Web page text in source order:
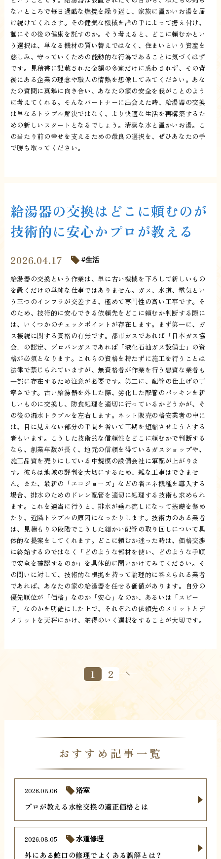
ないところで毎日過酷な燃焼を繰り返し、家族に温かいお湯を届
け続けてくれます。その健気な機械を誰の手によって据え付け、
誰にその後の健康を託すのか。そう考えると、どこに頼むかとい
う選択は、単なる機材の買い替えではなく、住まいという資産を
慈しみ、守っていくための能動的な行為であることに気づくはず
です。見積書に記載された金額の多寡だけに惑わされず、その背
後にある企業の理念や職人の情熱を想像してみてください。あな
たの質問に真摯に向き合い、あなたの家の安全を我がことのよう
に考えてくれる。そんなパートナーに出会えた時、給湯器の交換
は単なるトラブル解決ではなく、より快適な生活を再構築するた
めの新しいスタートとなるでしょう。清潔な水と温かいお湯。こ
の当たり前の幸せを支えるための最良の選択を、ぜひあなたの手
で勝ち取ってください。
給湯器の交換はどこに頼むのが
技術的に安心かプロが教える
2026.04.17 生活
給湯器の交換という作業は、単に古い機械を下ろして新しいもの
を置くだけの単純な仕事ではありません。ガス、水道、電気とい
う三つのインフラが交差する、極めて専門性の高い工事です。そ
のため、技術的に安心できる依頼先をどこに頼むか判断する際に
は、いくつかのチェックポイントが存在します。まず第一に、ガ
ス接続に関する資格の有無です。都市ガスであれば「日本ガス協
会」の認定、プロパンガスであれば「液化石油ガス設備士」の資
格が必須となります。これらの資格を持たずに施工を行うことは
法律で禁じられていますが、無資格者が作業を行う悪質な業者も
一部に存在するため注意が必要です。第二に、配管の仕上げの丁
寧さです。古い給湯器を外した際、劣化した配管のパッキンを新
しいものに交換し、防食処理を適切に行っているかどうかが、そ
の後の漏水トラブルを左右します。ネット販売の格安業者の中に
は、目に見えない部分の手間を省いて工期を短縮させようとする
者もいます。こうした技術的な信頼性をどこに頼むかで判断する
なら、創業年数が長く、地元の信頼を得ているガスショップや、
施工品質を売りにしている中規模の設備会社に軍配が上がりま
す。彼らは地域の評判を大切にするため、雑な工事はできませ
ん。また、最新の「エコジョーズ」などの省エネ機種を導入する
場合、排水のためのドレン配管を適切に処理する技術も求められ
ます。これを適当に行うと、排水が垂れ流しになって基礎を傷め
たり、近隣トラブルの原因になったりします。技術力のある業者
は、見積もりの段階でこうした細かい配管の取り回しについて具
体的な提案をしてくれます。どこに頼むか迷った時は、価格交渉
に終始するのではなく「どのような部材を使い、どのような手順
で安全を確認するのか」を具体的に問いかけてみてください。そ
の問いに対して、技術的な根拠を持って論理的に答えられる業者
であれば、あなたの家の給湯器を任せる価値があります。自分の
優先順位が「価格」なのか「安心」なのか、あるいは「スピー
ド」なのかを明確にした上で、それぞれの依頼先のメリットとデ
メリットを天秤にかけ、納得のいく選択をすることが大切です。
1 2
おすすめ記事一覧
プロが教える水栓交換の適正価格とは
2026.08.06 浴室
外にある蛇口の修理でよくある誤解とは？
2026.08.05 水道修理